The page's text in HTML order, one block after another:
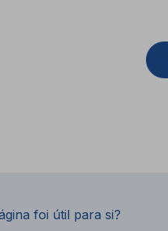
foi útil para si?